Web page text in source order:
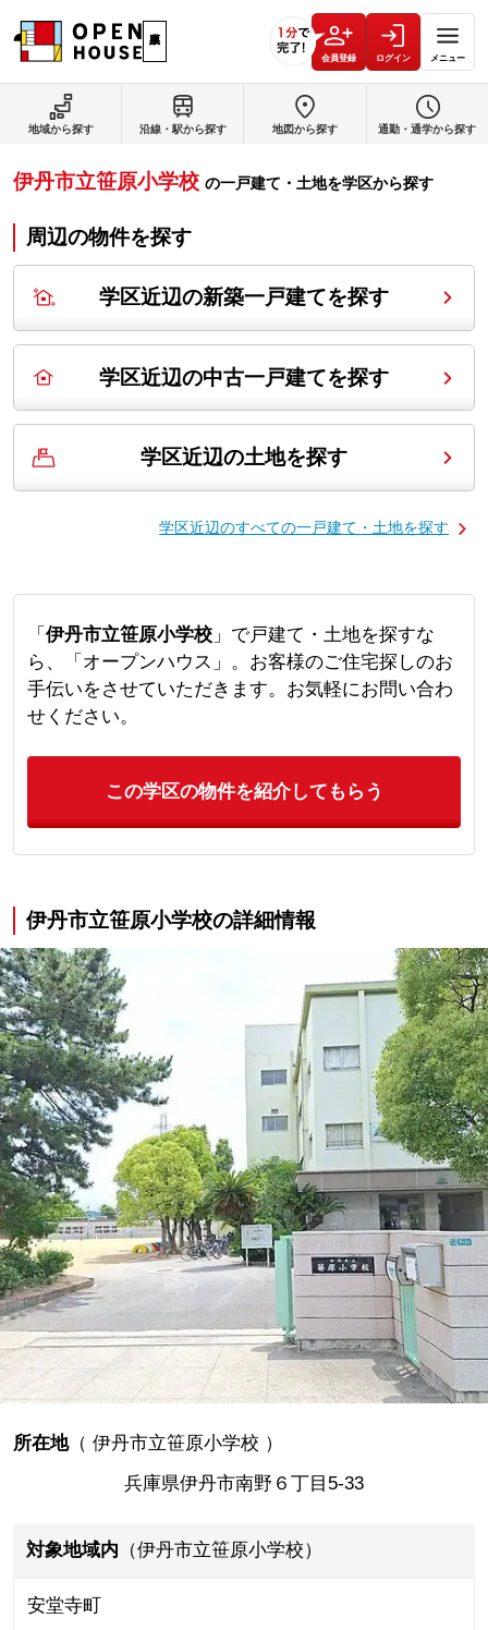
会員登録 ログイン メニュー
地域から探す 沿線・駅から探す 地図から探す 通勤・通学から探す
伊丹市立笹原小学校 の一戸建て・土地を学区から探す
周辺の物件を探す
学区近辺の新築一戸建てを探す
学区近辺の中古一戸建てを探す
学区近辺の土地を探す
学区近辺のすべての一戸建て・土地を探す
「 伊丹市立笹原小学校」で戸建て・土地を探すな
ら、「オープンハウス」。お客様のご住宅探しのお
手伝いをさせていただきます。お気軽にお問い合わ
せください。
この学区の物件を紹介してもらう
伊丹市立笹原小学校の詳細情報
所在地（ 伊丹市立笹原小学校 ）
兵庫県伊丹市南野６丁目5-33
対象地域内 （伊丹市立笹原小学校）
安堂寺町